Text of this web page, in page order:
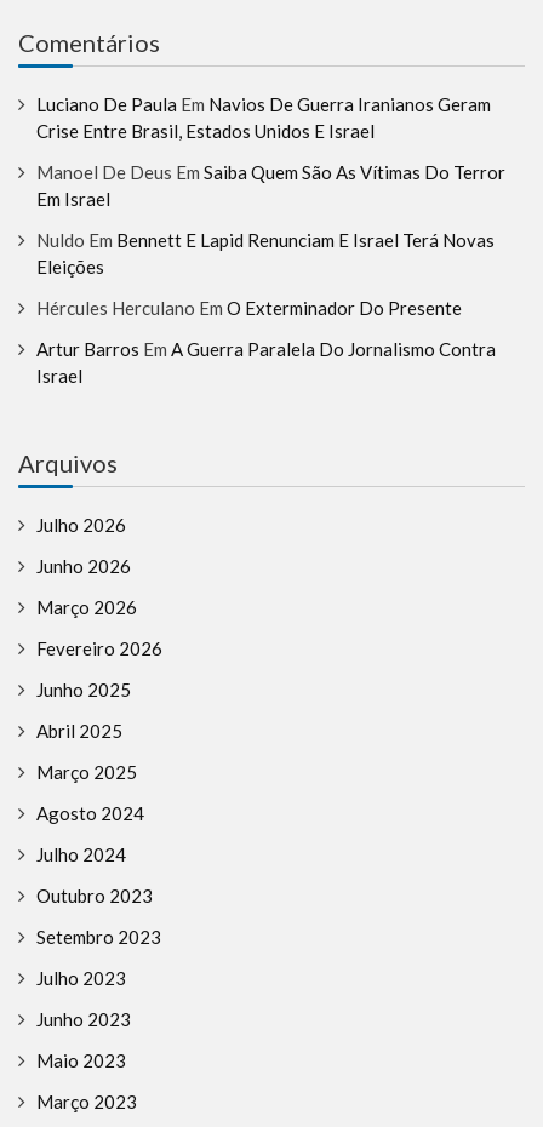
Comentários
Luciano De Paula Em Navios De Guerra Iranianos Geram
Crise Entre Brasil, Estados Unidos E Israel
Manoel De Deus Em Saiba Quem São As Vítimas Do Terror
Em Israel
Nuldo Em Bennett E Lapid Renunciam E Israel Terá Novas
Eleições
Hércules Herculano Em O Exterminador Do Presente
Artur Barros Em A Guerra Paralela Do Jornalismo Contra
Israel
Arquivos
Julho 2026
Junho 2026
Março 2026
Fevereiro 2026
Junho 2025
Abril 2025
Março 2025
Agosto 2024
Julho 2024
Outubro 2023
Setembro 2023
Julho 2023
Junho 2023
Maio 2023
Março 2023